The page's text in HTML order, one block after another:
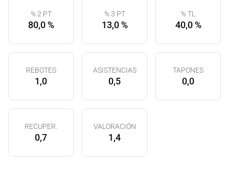
% 2 PT
80,0 %
% 3 PT
13,0 %
% TL
40,0 %
REBOTES
1,0
ASISTENCIAS
0,5
TAPONES
0,0
RECUPER.
0,7
VALORACIÓN
1,4